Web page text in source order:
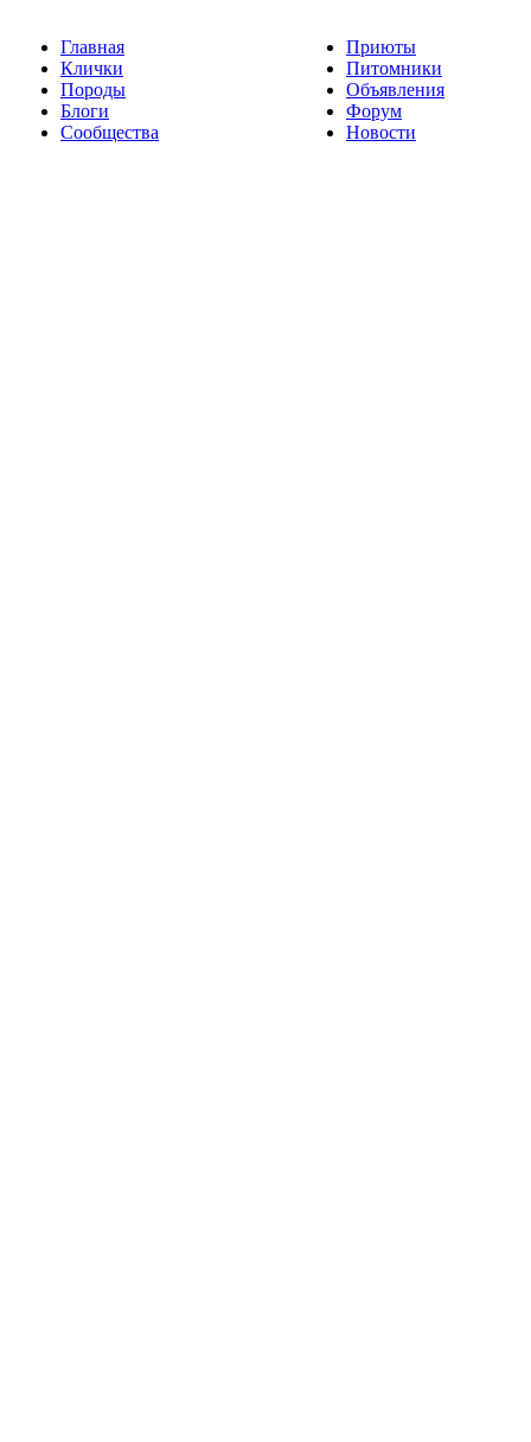
Главная
Клички
Породы
Блоги
Сообщества
Приюты
Питомники
Объявления
Форум
Новости